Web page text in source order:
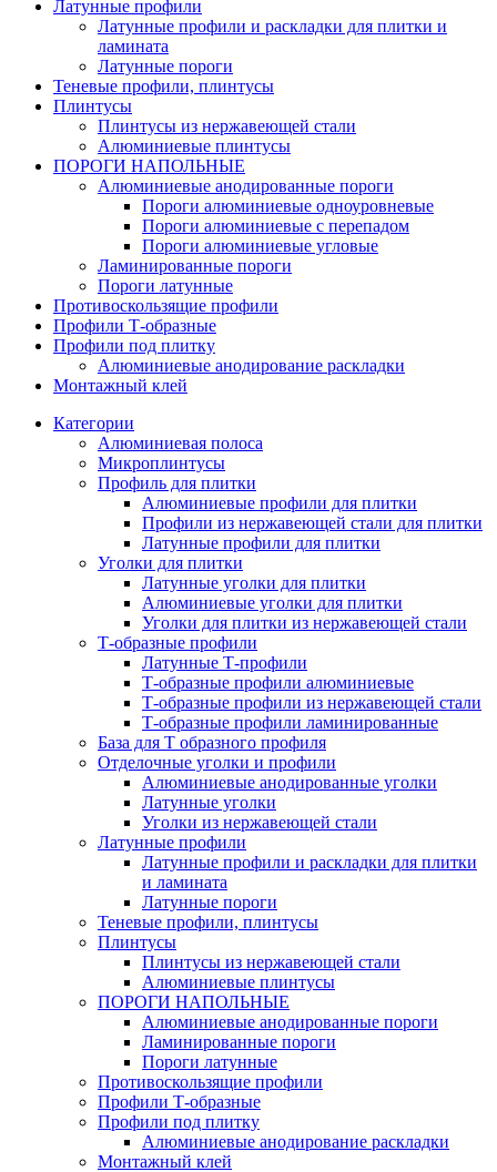
Латунные профили
Латунные профили и раскладки для плитки и
ламината
Латунные пороги
Теневые профили, плинтусы
Плинтусы
Плинтусы из нержавеющей стали
Алюминиевые плинтусы
ПОРОГИ НАПОЛЬНЫЕ
Алюминиевые анодированные пороги
Пороги алюминиевые одноуровневые
Пороги алюминиевые с перепадом
Пороги алюминиевые угловые
Ламинированные пороги
Пороги латунные
Противоскользящие профили
Профили Т-образные
Профили под плитку
Алюминиевые анодирование раскладки
Монтажный клей
Категории
Алюминиевая полоса
Микроплинтусы
Профиль для плитки
Алюминиевые профили для плитки
Профили из нержавеющей стали для плитки
Латунные профили для плитки
Уголки для плитки
Латунные уголки для плитки
Алюминиевые уголки для плитки
Уголки для плитки из нержавеющей стали
Т-образные профили
Латунные Т-профили
Т-образные профили алюминиевые
Т-образные профили из нержавеющей стали
Т-образные профили ламинированные
База для Т образного профиля
Отделочные уголки и профили
Алюминиевые анодированные уголки
Латунные уголки
Уголки из нержавеющей стали
Латунные профили
Латунные профили и раскладки для плитки
и ламината
Латунные пороги
Теневые профили, плинтусы
Плинтусы
Плинтусы из нержавеющей стали
Алюминиевые плинтусы
ПОРОГИ НАПОЛЬНЫЕ
Алюминиевые анодированные пороги
Ламинированные пороги
Пороги латунные
Противоскользящие профили
Профили Т-образные
Профили под плитку
Алюминиевые анодирование раскладки
Монтажный клей